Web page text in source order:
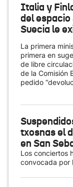
Italia y
del
Suecia le
La primera
primera en
de libre
de la Comisión
pedido
txosnas el
en San
Los conciertos
convocada por